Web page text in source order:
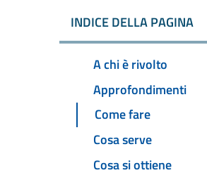
INDICE DELLA PAGINA
A chi è rivolto
Approfondimenti
Come fare
Cosa serve
Cosa si ottiene